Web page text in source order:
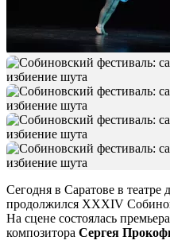
Сегодня в Саратове в
продолжился XXXIV
На сцене состоялась
композитора Сергея